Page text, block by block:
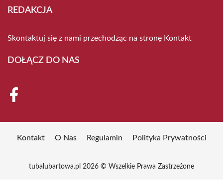
REDAKCJA
Skontaktuj się z nami przechodząc na stronę Kontakt
DOŁĄCZ DO NAS
Kontakt O Nas Regulamin Polityka Prywatności
tubalubartowa.pl 2026 © Wszelkie Prawa Zastrzeżone